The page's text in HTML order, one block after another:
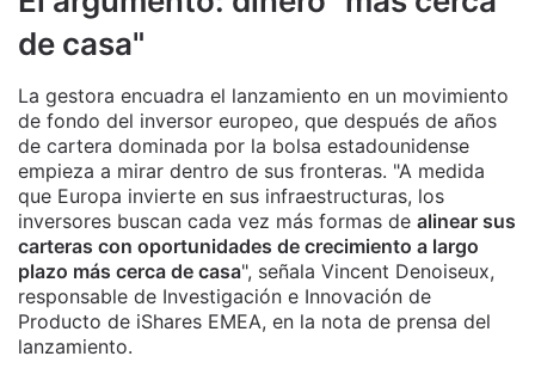
de casa"
La gestora encuadra el lanzamiento en un movimiento
de fondo del inversor europeo, que después de años
de cartera dominada por la bolsa estadounidense
empieza a mirar dentro de sus fronteras. "A medida
que Europa invierte en sus infraestructuras, los
inversores buscan cada vez más formas de alinear sus
carteras con oportunidades de crecimiento a largo
plazo más cerca de casa", señala Vincent Denoiseux,
responsable de Investigación e Innovación de
Producto de iShares EMEA, en la nota de prensa del
lanzamiento.